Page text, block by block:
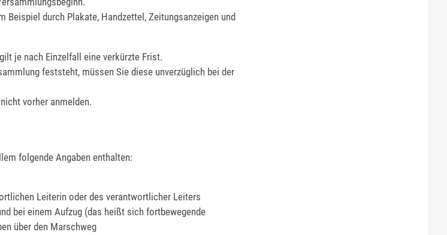
Beispiel durch Plakate, Handzettel, Zeitungsanzeigen und
je nach Einzelfall eine verkürzte Frist.
feststeht, müssen Sie diese unverzüglich bei der
vorher anmelden.
folgende Angaben enthalten:
Leiterin oder des verantwortlicher Leiters
bei einem Aufzug (das heißt sich fortbewegende
über den Marschweg